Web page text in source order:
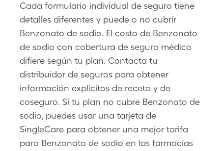
Cada formulario individual de seguro tiene
detalles diferentes y puede o no cubrir
Benzonato de sodio. El costo de Benzonato
de sodio con cobertura de seguro médico
difiere según tu plan. Contacta tu
distribuidor de seguros para obtener
información explícitos de receta y de
coseguro. Si tu plan no cubre Benzonato de
sodio, puedes usar una tarjeta de
SingleCare para obtener una mejor tarifa
para Benzonato de sodio en las farmacias